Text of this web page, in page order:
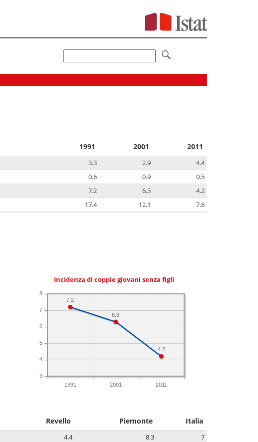
1991 2001 2011
3.3 2.9
4.4
0.6 0.9
0.5
7.2 6.3
4.2
17.4 12.1 7.6
Incidenza di coppie giovani senza figli
1991 2001 2011
3
4
5
6
7
8
4.2
6.3
7.2
Revello Piemonte Italia
4.4 8.3
7